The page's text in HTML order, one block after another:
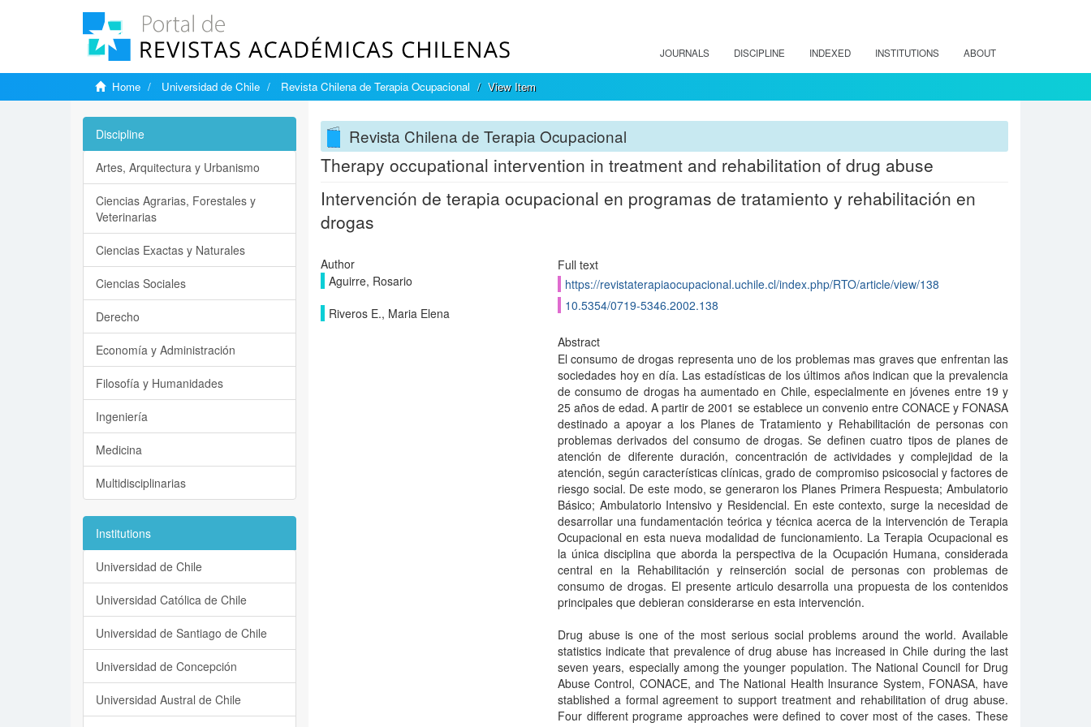
JOURNALS DISCIPLINE INDEXED INSTITUTIONS ABOUT
Home Universidad de Chile Revista Chilena de Terapia Ocupacional View Item
Revista Chilena de Terapia Ocupacional
Therapy occupational intervention in treatment and rehabilitation of drug abuse
Intervención de terapia ocupacional en programas de tratamiento y rehabilitación en
drogas
Author
Aguirre, Rosario
Riveros E., Maria Elena
Full text
https://revistaterapiaocupacional.uchile.cl/index.php/RTO/article/view/138
10.5354/0719-5346.2002.138
Abstract
El consumo de drogas representa uno de los problemas mas graves que enfrentan las
sociedades hoy en día. Las estadísticas de los últimos años indican que la prevalencia
de consumo de drogas ha aumentado en Chile, especialmente en jóvenes entre 19 y
25 años de edad. A partir de 2001 se establece un convenio entre CONACE y FONASA
destinado a apoyar a los Planes de Tratamiento y Rehabilitación de personas con
problemas derivados del consumo de drogas. Se definen cuatro tipos de planes de
atención de diferente duración, concentración de actividades y complejidad de la
atención, según características clínicas, grado de compromiso psicosocial y factores de
riesgo social. De este modo, se generaron los Planes Primera Respuesta; Ambulatorio
Básico; Ambulatorio Intensivo y Residencial. En este contexto, surge la necesidad de
desarrollar una fundamentación teórica y técnica acerca de la intervención de Terapia
Ocupacional en esta nueva modalidad de funcionamiento. La Terapia Ocupacional es
la única disciplina que aborda la perspectiva de la Ocupación Humana, considerada
central en la Rehabilitación y reinserción social de personas con problemas de
consumo de drogas. El presente articulo desarrolla una propuesta de los contenidos
principales que debieran considerarse en esta intervención.
Drug abuse is one of the most serious social problems around the world. Available
statistics indicate that prevalence of drug abuse has increased in Chile during the last
seven years, especially among the younger population. The National Council for Drug
Abuse Control, CONACE, and The National Health lnsurance System, FONASA, have
stablished a formal agreement to support treatment and rehabilitation of drug abuse.
Four different programe approaches were defined to cover most of the cases. These
Discipline
Artes, Arquitectura y Urbanismo
Ciencias Agrarias, Forestales y
Veterinarias
Ciencias Exactas y Naturales
Ciencias Sociales
Derecho
Economía y Administración
Filosofía y Humanidades
Ingeniería
Medicina
Multidisciplinarias
Institutions
Universidad de Chile
Universidad Católica de Chile
Universidad de Santiago de Chile
Universidad de Concepción
Universidad Austral de Chile